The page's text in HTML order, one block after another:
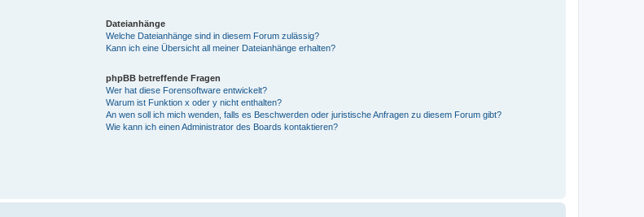
Dateianhänge
Welche Dateianhänge sind in diesem Forum zulässig?
Kann ich eine Übersicht all meiner Dateianhänge erhalten?
phpBB betreffende Fragen
Wer hat diese Forensoftware entwickelt?
Warum ist Funktion x oder y nicht enthalten?
An wen soll ich mich wenden, falls es Beschwerden oder juristische Anfragen zu diesem Forum gibt?
Wie kann ich einen Administrator des Boards kontaktieren?